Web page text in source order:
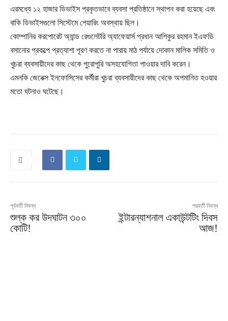
এরমধ্যে ১২ হাজার ডিভাইস প্রকৃতভাবে ব্যবসা প্রতিষ্ঠানে স্থাপন করা হয়েছে এবং
বাকি ডিভাইসগুলো সিস্টেমে পেয়ারিং অবস্থায় ছিল।
কোম্পানির করপোরেট অ্যান্ড রেগুলেটরি অ্যাফেয়ার্স প্রধান আশিকুর রহমান ইএফডি
বসানোর প্রকল্পে প্রত্যাশা পূরণ করতে না পারায় মাঠ পর্যায়ে দোকান মালিক সমিতি ও
খুচরা ব্যবসায়ীদের কাছ থেকে পুরোপুরি অসহযোগিতা পাওয়ার দাবি করেন।
এমনকি জেনেক্স ইনফোসিসের কর্মীরা খুচরা ব্যবসায়ীদের কাছ থেকে অপমানিত হওয়ার
মতো ঘটনাও ঘটেছে।
পূর্ববর্তী নিবন্ধ
শুল্ক কর উদঘাটন ৩০০
কোটি!
পরবর্তী নিবন্ধ
ইন্টারন্যাশনাল একাউন্টটিং দিবস
আজ!